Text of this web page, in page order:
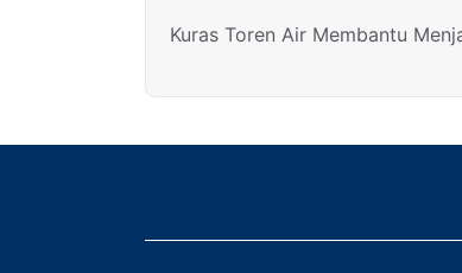
Kuras Toren Air Membantu